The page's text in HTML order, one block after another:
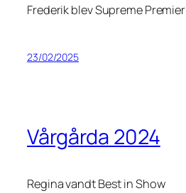
Frederik blev Supreme Premier
23/02/2025
Vårgårda 2024
Regina vandt Best in Show